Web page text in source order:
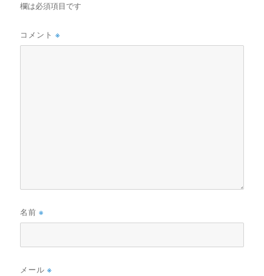
欄は必須項目です
コメント※
名前※
メール※